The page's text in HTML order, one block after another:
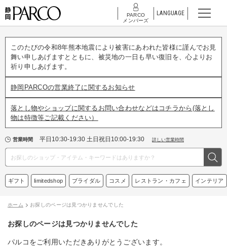
PARCO
メンバーズ
LANGUAGE
このたびの令和8年熊本地震により被害にあわれた皆様に謹んでお見
舞い申しあげますとともに、被災地の一日も早い復旧を、心よりお
祈り申しあげます。
静岡PARCOの営業終了に関するお知らせ
落とし物やショップに関するお問い合わせなどはコチラから(落とし
物は特徴等ご記載ください）
営業時間 平日10:30-19:30 土日祝日10:00-19:30 詳しい営業時間
ギフト limitedshop ブライダル コスメ レストラン・カフェ インテリア
ホーム お探しのページは見つかりませんでした
お探しのページは見つかりませんでした
パルコをご利用いただきありがとうございます。